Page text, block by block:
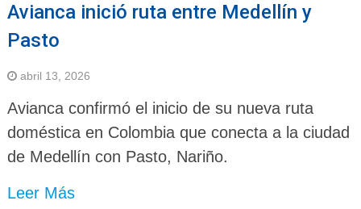
Avianca inició ruta entre Medellín y
Pasto
abril 13, 2026
Avianca confirmó el inicio de su nueva ruta
doméstica en Colombia que conecta a la ciudad
de Medellín con Pasto, Nariño.
Leer Más